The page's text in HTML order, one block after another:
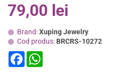
Brand:Xuping Jewelry
Cod produs: BRCRS-10272
79,00 lei
F
a